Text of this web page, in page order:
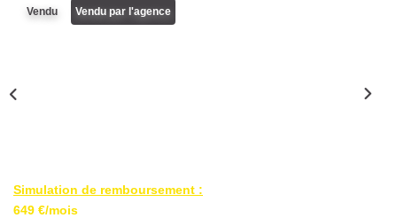
Notre Équipe
CONTACT
Vendu Vendu par l'agence
Simulation de remboursement :
649 €/mois